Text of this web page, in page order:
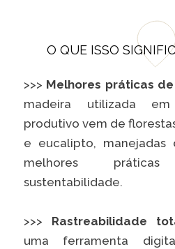
O QUE ISSO
>>> Melhores práticas
madeira utilizada
produtivo vem de
e eucalipto,
melhores
sustentabilidade.
>>> Rastreabilidade
uma ferramenta